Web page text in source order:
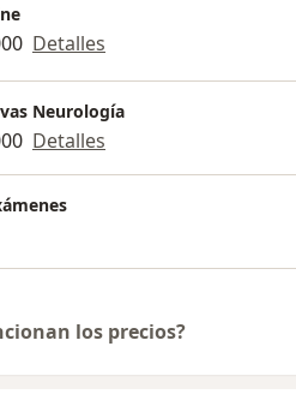
Detalles
Neurología
Detalles
los precios?